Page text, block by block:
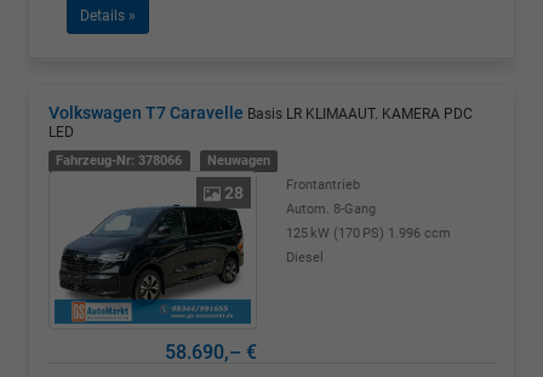
Details »
Volkswagen T7 Caravelle Basis LR KLIMAAUT. KAMERA PDC
LED
Fahrzeug-Nr: 378066 Neuwagen
28
Frontantrieb
Autom. 8-Gang
125 kW (170 PS) 1.996 ccm
Diesel
58.690,– €